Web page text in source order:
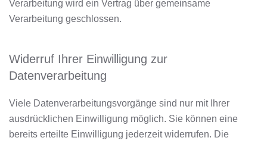
Verarbeitung wird ein Vertrag über gemeinsame
Verarbeitung geschlossen.
Widerruf Ihrer Einwilligung zur
Datenverarbeitung
Viele Datenverarbeitungsvorgänge sind nur mit Ihrer
ausdrücklichen Einwilligung möglich. Sie können eine
bereits erteilte Einwilligung jederzeit widerrufen. Die